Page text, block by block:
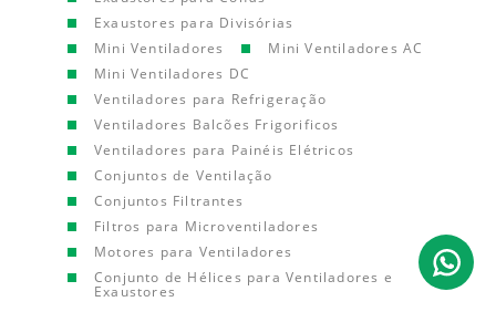
Exaustores para Divisórias
Mini Ventiladores
Mini Ventiladores AC
Mini Ventiladores DC
Ventiladores para Refrigeração
Ventiladores Balcões Frigorificos
Ventiladores para Painéis Elétricos
Conjuntos de Ventilação
Conjuntos Filtrantes
Filtros para Microventiladores
Motores para Ventiladores
Conjunto de Hélices para Ventiladores e
Exaustores